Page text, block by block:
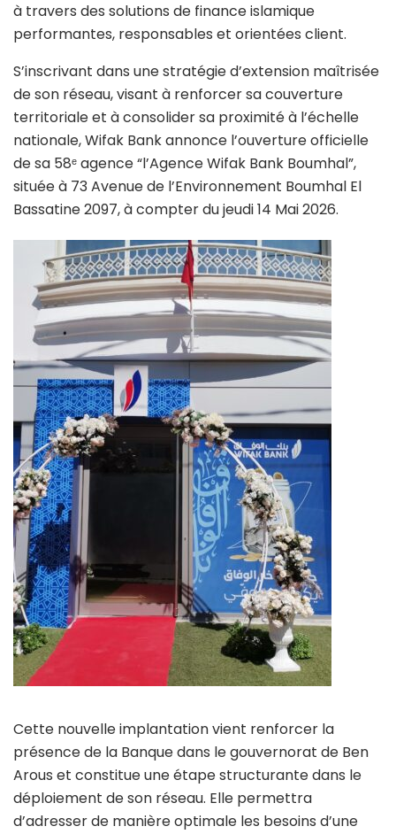
à travers des solutions de finance islamique
performantes, responsables et orientées client.
S’inscrivant dans une stratégie d’extension maîtrisée
de son réseau, visant à renforcer sa couverture
territoriale et à consolider sa proximité à l’échelle
nationale, Wifak Bank annonce l’ouverture officielle
de sa 58ᵉ agence “l’Agence Wifak Bank Boumhal”,
située à 73 Avenue de l’Environnement Boumhal El
Bassatine 2097, à compter du jeudi 14 Mai 2026.
Cette nouvelle implantation vient renforcer la
présence de la Banque dans le gouvernorat de Ben
Arous et constitue une étape structurante dans le
déploiement de son réseau. Elle permettra
d’adresser de manière optimale les besoins d’une